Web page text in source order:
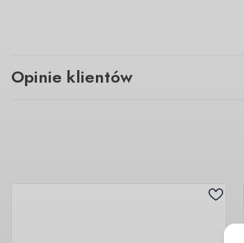
Opinie klientów